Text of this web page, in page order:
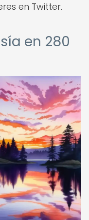
en Twitter.
en 280